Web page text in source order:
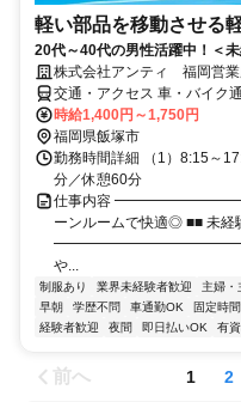
軽い部品を移動させる
20代～40代の男性活躍中！＜
株式会社アンティ 福岡営
交通・アクセス 車・バイク
時給1,400円～1,750円
福岡県飯塚市
勤務時間詳細 （1）8:15～
分／休憩60分
仕事内容
ーンルームで快適◎ ■■ 未経
や...
制服あり 業界未経験者歓迎 主婦・
早朝
学歴不問 車通勤OK 固定時
経験者歓迎
夜間 即日払いOK 有
前へ 1 2